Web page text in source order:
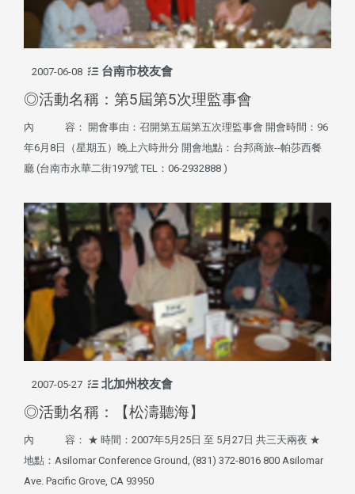
2007-06-08 台南市校友會
◎活動名稱：第5屆第5次理監事會
內 容： 開會事由：召開第五屆第五次理監事會 開會時間：96
年6月8日（星期五）晚上六時卅分 開會地點：台邦商旅--帕莎西餐
廳 (台南市永華二街197號 TEL：06-2932888 )
2007-05-27 北加州校友會
◎活動名稱：【松濤聽海】
內 容： ★ 時間：2007年5月25日 至 5月27日 共三天兩夜 ★
地點：Asilomar Conference Ground, (831) 372-8016 800 Asilomar
Ave. Pacific Grove, CA 93950